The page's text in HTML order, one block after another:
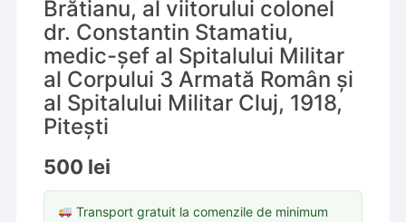
Brătianu, al viitorului colonel
dr. Constantin Stamatiu,
medic-șef al Spitalului Militar
al Corpului 3 Armată Român și
al Spitalului Militar Cluj, 1918,
Pitești
500 lei
Transport gratuit la comenzile de minimum